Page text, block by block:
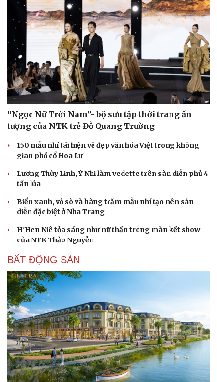
Sức khỏe
Dinh dưỡng - món ngon
Sản phụ khoa
Nhi khoa
Nam khoa
Làm đẹp - giảm cân
Phòng mạch online
Ăn sạch sống khỏe
Đời sống
“Ngọc Nữ Trời Nam”- bộ sưu tập thời trang ấn
tượng của NTK trẻ Đỗ Quang Trường
150 mẫu nhí tái hiện vẻ đẹp văn hóa Việt trong không
gian phố cổ Hoa Lư
Lương Thùy Linh, Ý Nhi làm vedette trên sàn diễn phủ 4
tấn lúa
Biển xanh, vỏ sò và hàng trăm mẫu nhí tạo nên sàn
diễn đặc biệt ở Nha Trang
H'Hen Niê tỏa sáng như nữ thần trong màn kết show
của NTK Thảo Nguyễn
BẤT ĐỘNG SẢN